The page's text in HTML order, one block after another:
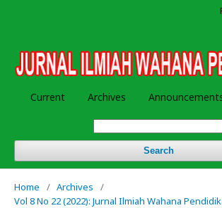
Current Archives
Search
Home / Archives
/
Vol 8 No 22 (2022): Jurnal Ilmiah Wahana